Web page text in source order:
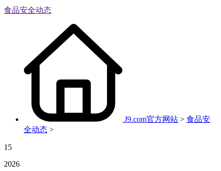
食品安全动态
J9.com官方网站 > 食品安
全动态 >
15
2026